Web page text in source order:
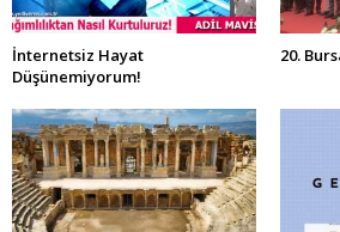
İnternetsiz Hayat
Düşünemiyorum!
20.